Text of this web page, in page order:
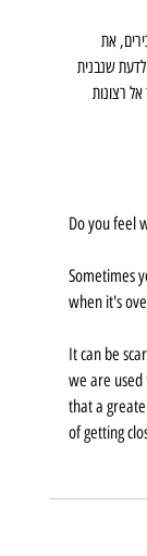
את
שנבנית
רצונות
Do you feel
Sometimes
when it's
It can be
we are
that a
of getting